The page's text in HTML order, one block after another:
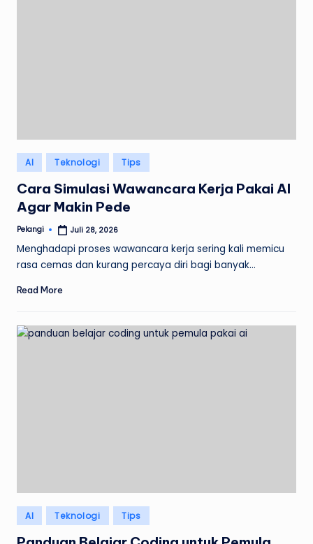
Posted
in
AI Teknologi Tips
Cara Simulasi Wawancara Kerja Pakai AI
Agar Makin Pede
Posted
Pelangi Juli 28, 2026
Menghadapi proses wawancara kerja sering kali memicu
rasa cemas dan kurang percaya diri bagi banyak…
Read More
Posted
in
AI Teknologi Tips